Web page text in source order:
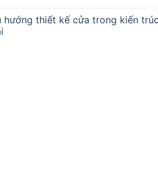
hướng thiết kế cửa trong kiến